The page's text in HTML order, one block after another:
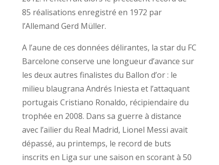
85 réalisations enregistré en 1972 par
l’Allemand Gerd Müller.
A l’aune de ces données délirantes, la star du FC
Barcelone conserve une longueur d’avance sur
les deux autres finalistes du Ballon d’or : le
milieu blaugrana Andrés Iniesta et l’attaquant
portugais Cristiano Ronaldo, récipiendaire du
trophée en 2008. Dans sa guerre à distance
avec l’ailier du Real Madrid, Lionel Messi avait
dépassé, au printemps, le record de buts
inscrits en Liga sur une saison en scorant à 50